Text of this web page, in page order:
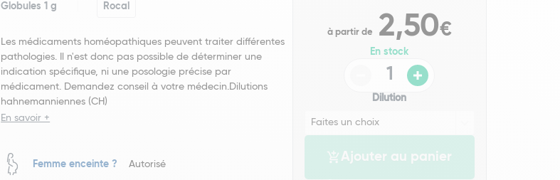
Globules 1 g Rocal
Les médicaments homéopathiques peuvent traiter différentes
pathologies. Il n'est donc pas possible de déterminer une
indication spécifique, ni une posologie précise par
médicament. Demandez conseil à votre médecin.Dilutions
hahnemanniennes (CH)
En savoir +
Femme enceinte ? Autorisé
à partir de 2,50€
En stock
Dilution
Ajouter au panier